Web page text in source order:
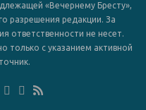
«Вечернему Бресту»,
разрешения редакции. За
ответственности не несет.
только с указанием активной